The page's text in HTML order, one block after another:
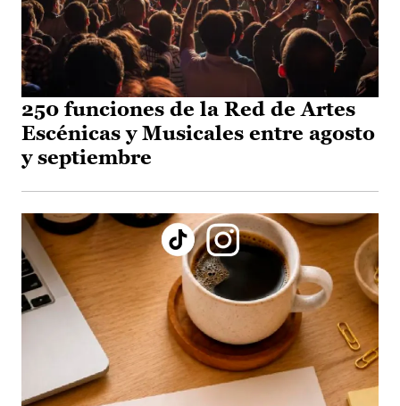
250 funciones de la Red de Artes
Escénicas y Musicales entre agosto
y septiembre